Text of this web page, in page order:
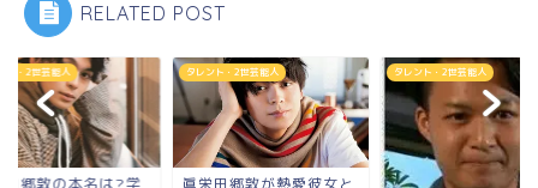
RELATED POST
ト・2世芸能人
田郷敦の本名は?学
タレント・2世芸能人
眞栄田郷敦が熱愛彼女と
タレント・2世芸能人